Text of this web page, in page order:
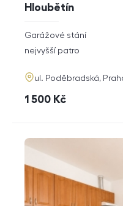
Hloubětín
rozměry
dispozice
Garážové stání
funkce
nejvyšší patro
adresa
ul. Poděbradská,
cena
1 500 Kč